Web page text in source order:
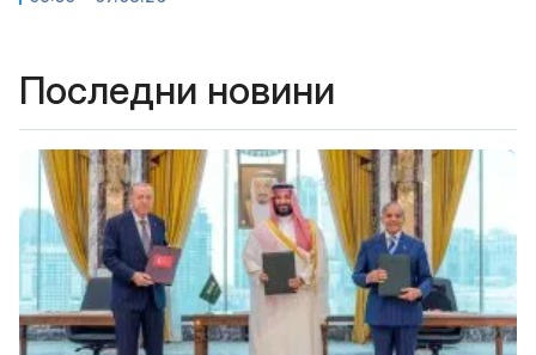
Последни новини